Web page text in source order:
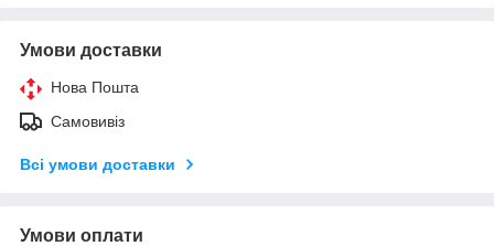
Умови доставки
Нова Пошта
Самовивіз
Всі умови доставки
Умови оплати